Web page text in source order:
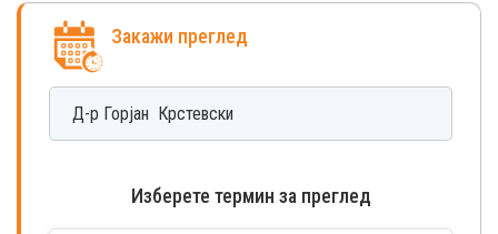
Закажи преглед
Д-р Горјан Крстевски
Изберете термин за преглед